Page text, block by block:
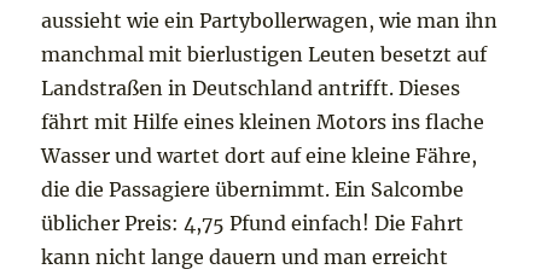
aussieht wie ein Partybollerwagen, wie man ihn
manchmal mit bierlustigen Leuten besetzt auf
Landstraßen in Deutschland antrifft. Dieses
fährt mit Hilfe eines kleinen Motors ins flache
Wasser und wartet dort auf eine kleine Fähre,
die die Passagiere übernimmt. Ein Salcombe
üblicher Preis: 4,75 Pfund einfach! Die Fahrt
kann nicht lange dauern und man erreicht